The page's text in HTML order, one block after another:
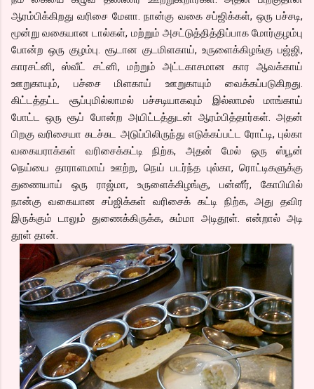
ஆரம்பிக்கிறது வரிசை மேளா. நான்கு வகை சப்ஜிக்கள், ஒரு பச்சடி,
மூன்று வகையான டால்கள், மற்றும் அசட்டுத்தித்திப்பாக மோர்குழம்பு
போன்ற ஒரு குழம்பு. சூடான குடமிளகாய், உருளைக்கிழங்கு பஜ்ஜி,
காரசட்னி, ஸ்வீட் சட்னி, மற்றும் அட்டகாசமான கார ஆவக்காய்
ஊறுகாயும், பச்சை மிளகாய் ஊறுகாயும் வைக்கப்படுகிறது.
கிட்டத்தட்ட சூப்புமில்லாமல் பச்சடியாகவும் இல்லாமல் மாங்காய்
போட்ட ஒரு சூப் போன்ற அயிட்டத்துடன் ஆரம்பித்தார்கள். அதன்
பிறகு வரிசையா சுடச்சுட அடுப்பிலிருந்து எடுக்கப்பட்ட ரோட்டி, புல்கா
வகையராக்கள் வரிசைக்கட்டி நிற்க, அதன் மேல் ஒரு ஸ்பூன்
நெய்யை தாராளமாய் ஊற்ற, நெய் படர்ந்த புல்கா, ரொட்டிகளுக்கு
துணையாய் ஒரு ராஜ்மா, உருளைக்கிழங்கு, பன்னீர், கோபியில்
நான்கு வகையான சப்ஜிக்கள் வரிசைக் கட்டி நிற்க, அது தவிர
இருக்கும் டாலும் துணைக்கிருக்க, சும்மா அடிதூள். என்றால் அடி
தூள் தான்.